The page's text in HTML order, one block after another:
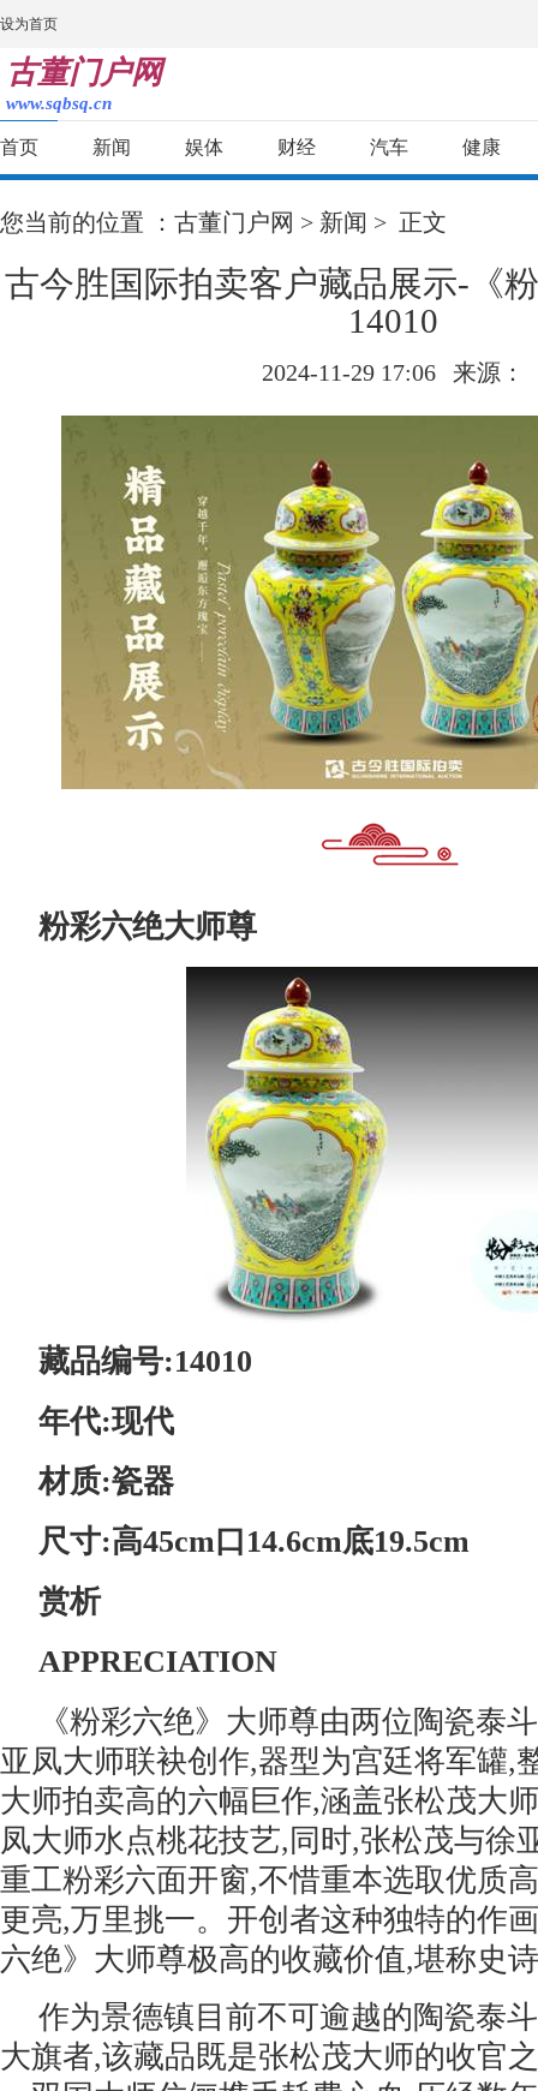
设为首页
古董门户网
www.sqbsq.cn
首页 新闻 娱体 财经 汽车 健康
您当前的位置 ： 古董门户网 > 新闻 > 正文
古今胜国际拍卖客户藏品展示-《
14010
2024-11-29 17:06 来源：
粉彩六绝大师尊
藏品编号:14010
年代:现代
材质:瓷器
尺寸:高45cm口14.6cm底19.5cm
赏析
APPRECIATION
《粉彩六绝》大师尊由两位陶瓷泰
亚凤大师联袂创作,器型为宫廷将军罐,
大师拍卖高的六幅巨作,涵盖张松茂大
凤大师水点桃花技艺,同时,张松茂与徐
重工粉彩六面开窗,不惜重本选取优质
更亮,万里挑一。开创者这种独特的作
六绝》大师尊极高的收藏价值,堪称史
作为景德镇目前不可逾越的陶瓷泰
大旗者,该藏品既是张松茂大师的收官